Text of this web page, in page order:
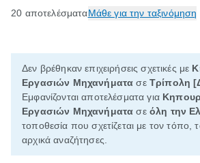
20 αποτελέσματαΜάθε για την ταξινόμηση
Δεν βρέθηκαν επιχειρήσεις σχετικές με
Εργασιών Μηχανήματα σε Τρίπολη
Εμφανίζονται αποτελέσματα για
Εργασιών Μηχανήματα σε όλη την
τοποθεσία που σχετίζεται με τον τόπο,
αρχικά αναζήτησες.